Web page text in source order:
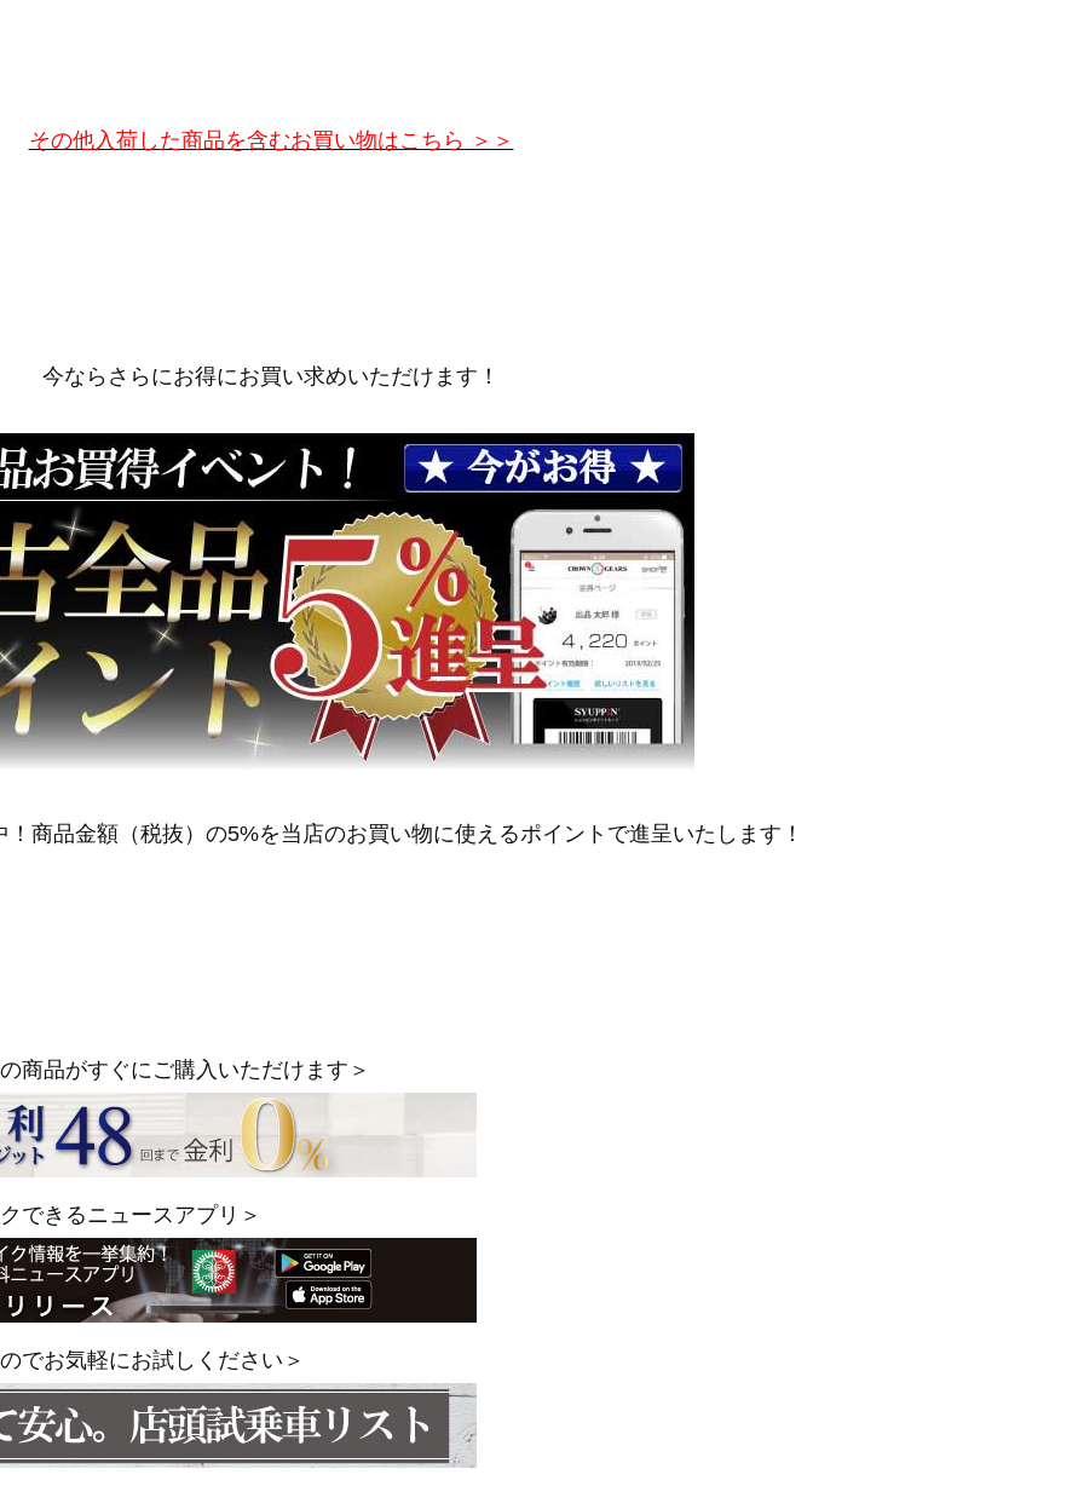
その他入荷した商品を含むお買い物はこちら ＞＞
今ならさらにお得にお買い求めいただけます！
商品金額（税抜）の5%を当店のお買い物に使えるポイントで進呈いたします！
商品がすぐにご購入いただけます＞
できるニュースアプリ＞
でお気軽にお試しください＞